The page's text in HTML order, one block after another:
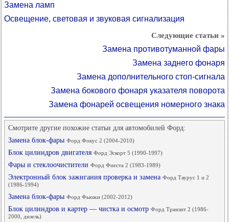
Замена ламп
Освещение, световая и звуковая сигнализация
Следующие статьи »
Замена противотуманной фары
Замена заднего фонаря
Замена дополнительного стоп-сигнала
Замена бокового фонаря указателя поворота
Замена фонарей освещения номерного знака
Смотрите другие похожие статьи для автомобилей Форд:
Замена блок-фары Форд Фокус 2 (2004-2010)
Блок цилиндров двигателя Форд Эскорт 5 (1990-1997)
Фары и стеклоочистители Форд Фиеста 2 (1983-1989)
Электронный блок зажигания проверка и замена Форд Таурус 1 и 2
(1986-1994)
Замена блок-фары Форд Фьюжн (2002-2012)
Блок цилиндров и картер — чистка и осмотр Форд Транзит 2 (1986-
2000, дизель)